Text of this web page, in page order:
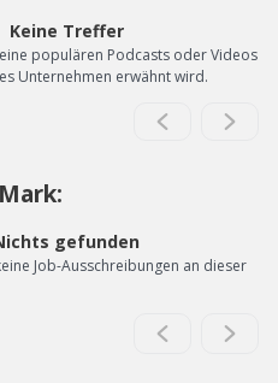
Keine Treffer
populären Podcasts oder Videos
Unternehmen erwähnt wird.
gefunden
Job-Ausschreibungen an dieser